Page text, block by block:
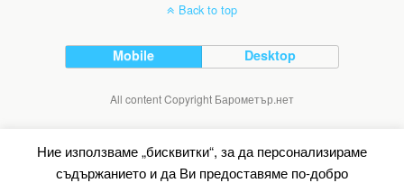
Back to top
Mobile Desktop
All content Copyright Барометър.нет
Ние използваме „бисквитки“, за да персонализираме
съдържанието и да Ви предоставяме по-добро